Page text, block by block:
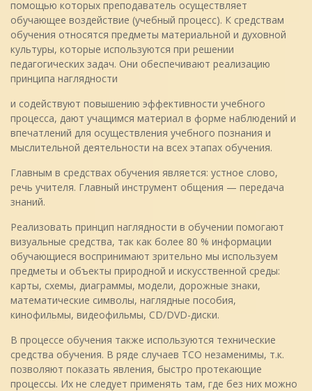
помощью которых преподаватель осуществляет
обучающее воздействие (учебный процесс). К средствам
обучения относятся предметы материальной и духовной
культуры, которые используются при решении
педагогических задач. Они обеспечивают реализацию
принципа наглядности
и содействуют повышению эффективности учебного
процесса, дают учащимся материал в форме наблюдений и
впечатлений для осуществления учебного познания и
мыслительной деятельности на всех этапах обучения.
Главным в средствах обучения является: устное слово,
речь учителя. Главный инструмент общения — передача
знаний.
Реализовать принцип наглядности в обучении помогают
визуальные средства, так как более 80 % информации
обучающиеся воспринимают зрительно мы используем
предметы и объекты природной и искусственной среды:
карты, схемы, диаграммы, модели, дорожные знаки,
математические символы, наглядные пособия,
кинофильмы, видеофильмы, CD/DVD-диски.
В процессе обучения также используются технические
средства обучения. В ряде случаев ТСО незаменимы, т.к.
позволяют показать явления, быстро протекающие
процессы. Их не следует применять там, где без них можно